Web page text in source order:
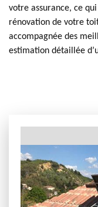
votre assurance, ce
rénovation de votre
accompagnée des
estimation détaillée